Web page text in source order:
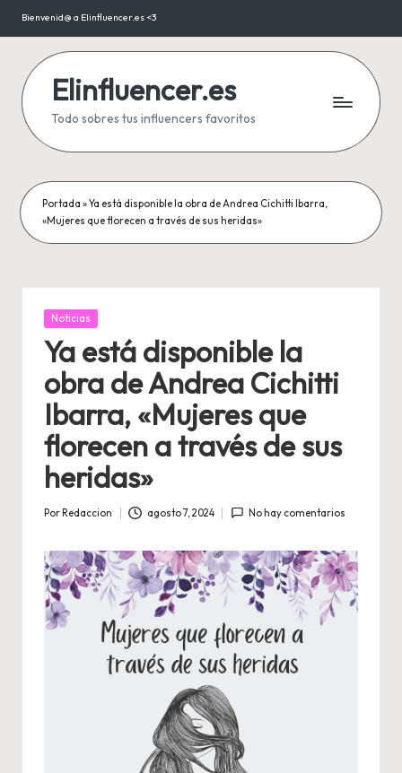
Saltar
contenido
Bienvenid@ a Elinfluencer.es <3
Elinfluencer.es
Todo sobres tus influencers favoritos
Portada »Ya está disponible la obra de Andrea Cichitti Ibarra,
«Mujeres que florecen a través de sus heridas»
Publicada
Noticias
Ya está disponible la
obra de Andrea Cichitti
Ibarra, «Mujeres que
florecen a través de sus
heridas»
Por Redaccion agosto 7, 2024 No hay comentarios